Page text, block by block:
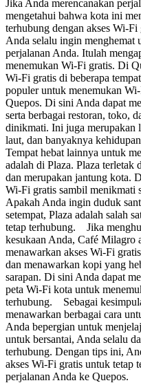
Jika Anda merencanakan
mengetahui bahwa kota ini
terhubung dengan akses Wi-
Anda selalu ingin menghemat
perjalanan Anda. Itulah
menemukan Wi-Fi gratis. Di
Wi-Fi gratis di beberapa
populer untuk menemukan
Quepos. Di sini Anda dapat
serta berbagai restoran, toko,
dinikmati. Ini juga merupakan
laut, dan banyaknya
Tempat hebat lainnya untuk
adalah di Plaza. Plaza
dan merupakan jantung kota.
Wi-Fi gratis sambil menikmati
Apakah Anda ingin duduk
setempat, Plaza adalah salah
tetap terhubung. Jika
kesukaan Anda, Café Milagro
menawarkan akses Wi-Fi
dan menawarkan kopi yang
sarapan. Di sini Anda dapat
peta Wi-Fi kota untuk
terhubung. Sebagai
menawarkan berbagai cara
Anda bepergian untuk
untuk bersantai, Anda selalu
terhubung. Dengan tips ini,
akses Wi-Fi gratis untuk tetap
perjalanan Anda ke Quepos.